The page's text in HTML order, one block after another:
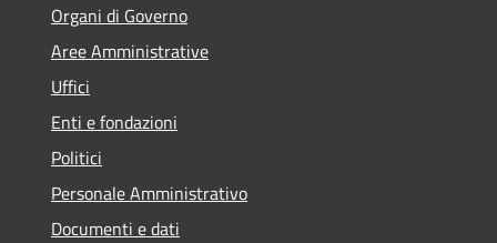
Organi di Governo
Aree Amministrative
Uffici
Enti e fondazioni
Politici
Personale Amministrativo
Documenti e dati